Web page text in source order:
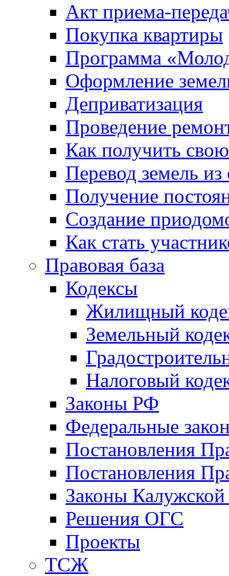
Акт приема-
Покупка квартиры
Программа
Оформление
Деприватизация
Проведение
Как получить
Перевод земель
Получение
Создание
Как стать
Правовая база
Кодексы
Жилищный
Земельный
Налоговый
Законы РФ
Федеральные
Постановления
Постановления
Законы Калужской
Решения ОГС
Проекты
ТСЖ